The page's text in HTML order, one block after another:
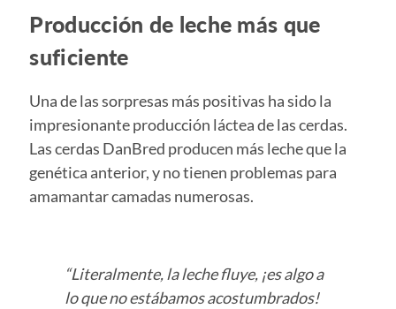
Producción de leche más que
suficiente
Una de las sorpresas más positivas ha sido la
impresionante producción láctea de las cerdas.
Las cerdas DanBred producen más leche que la
genética anterior, y no tienen problemas para
amamantar camadas numerosas.
“Literalmente, la leche fluye, ¡es algo a
lo que no estábamos acostumbrados!